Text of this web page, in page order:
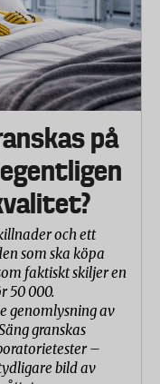
på
och ett
som ska köpa
faktiskt skiljer en
50 000.
genomlysning av
granskas
–
bild av